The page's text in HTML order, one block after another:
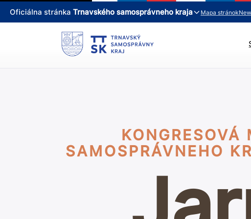
Oficiálna stránka Trnavského samosprávneho kraja Mapa stránok
SAMOSPRÁVNEHO